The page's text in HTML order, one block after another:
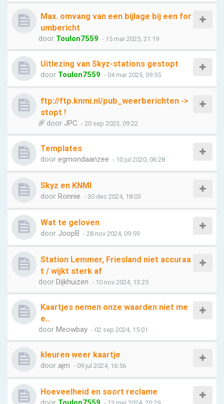
Max. omvang van een bijlage bij een for
umbericht
door Toulon7559 - 15 mar 2025, 21:19
Uitlezing van Skyz-stations gestopt
door Toulon7559 - 04 mar 2025, 09:55
ftp://ftp.knmi.nl/pub_weerberichten ->
stopt !
door JPC - 20 sep 2023, 09:22
Templates
door egmondaanzee - 10 jul 2020, 06:28
Skyz en KNMI
door Ronnie - 30 dec 2024, 18:03
Wat te geloven
door JoopB - 28 nov 2024, 09:59
Station Lemmer, Friesland niet accuraa
t / wijkt sterk af
door Dijkhuizen - 10 nov 2024, 13:25
Kaartjes nemen onze waarden niet me
e..
door Meowbay - 02 sep 2024, 15:01
kleuren weer kaartje
door ajm - 09 jul 2024, 16:56
Hoeveelheid en soort reclame